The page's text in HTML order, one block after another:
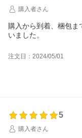
購入者さん
購入から到着、梱包
いました。
注文日：2024/05/01
5
購入者さん